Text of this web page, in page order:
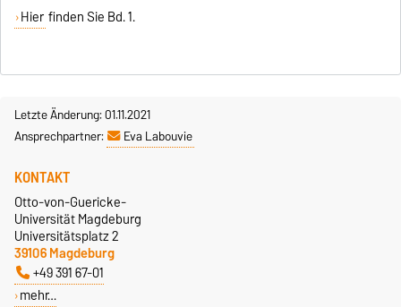
Hier finden Sie Bd. 1.
Letzte Änderung: 01.11.2021
Ansprechpartner:
Eva Labouvie
KONTAKT
Otto-von-Guericke-
Universität Magdeburg
Universitätsplatz 2
39106 Magdeburg
+49 391 67-01
mehr…